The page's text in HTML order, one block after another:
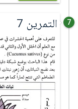
7 التمرين 7